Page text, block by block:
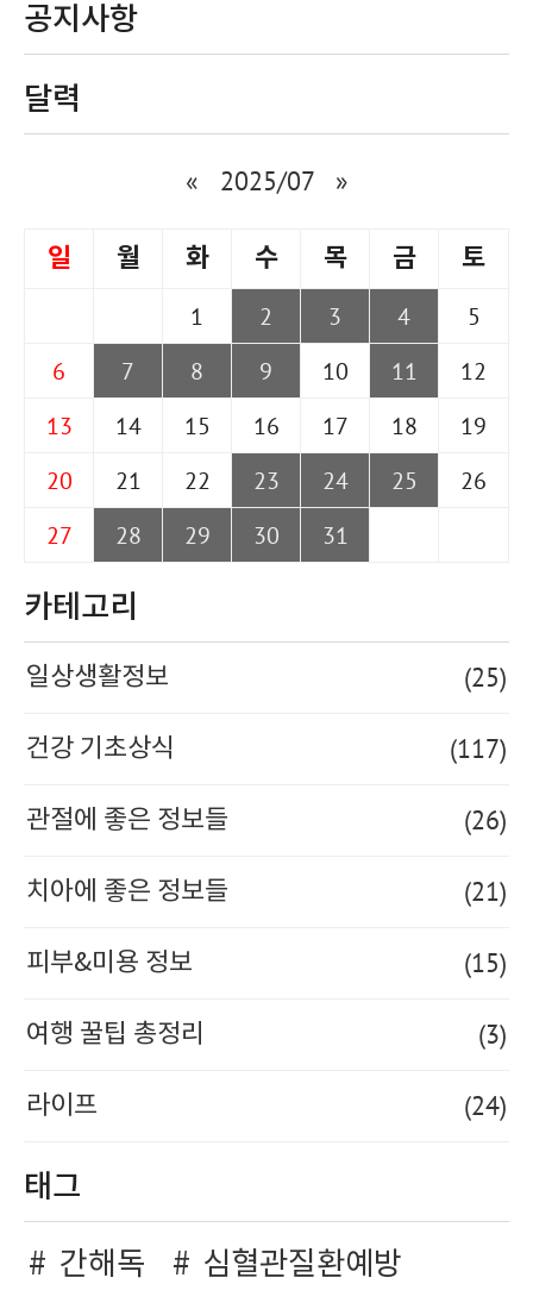
공지사항
달력
« 2025/07 »
일 월 화 수 목 금 토
1 2 3 4
5
6
7 8 9 10 11
12
13
14 15 16 17 18
19
20
21 22 23 24 25
26
27
28 29 30 31
카테고리
일상생활정보 (25)
건강 기초상식 (117)
관절에 좋은 정보들 (26)
치아에 좋은 정보들 (21)
피부&미용 정보 (15)
여행 꿀팁 총정리 (3)
라이프 (24)
태그
간해독 심혈관질환예방